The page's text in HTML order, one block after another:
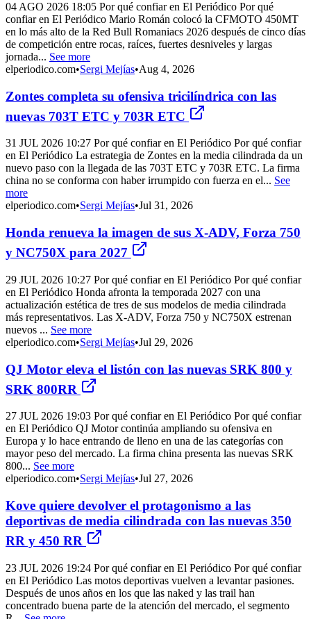
04 AGO 2026 18:05 Por qué confiar en El Periódico Por qué
confiar en El Periódico Mario Román colocó la CFMOTO 450MT
en lo más alto de la Red Bull Romaniacs 2026 después de cinco días
de competición entre rocas, raíces, fuertes desniveles y largas
jornada... See more
elperiodico.com•Sergi Mejías•Aug 4, 2026
Zontes completa su ofensiva tricilíndrica con las
nuevas 703T ETC y 703R ETC
31 JUL 2026 10:27 Por qué confiar en El Periódico Por qué confiar
en El Periódico La estrategia de Zontes en la media cilindrada da un
nuevo paso con la llegada de las 703T ETC y 703R ETC. La firma
china no se conforma con haber irrumpido con fuerza en el... See
more
elperiodico.com•Sergi Mejías•Jul 31, 2026
Honda renueva la imagen de sus X-ADV, Forza 750
y NC750X para 2027
29 JUL 2026 10:27 Por qué confiar en El Periódico Por qué confiar
en El Periódico Honda afronta la temporada 2027 con una
actualización estética de tres de sus modelos de media cilindrada
más representativos. Las X-ADV, Forza 750 y NC750X estrenan
nuevos ... See more
elperiodico.com•Sergi Mejías•Jul 29, 2026
QJ Motor eleva el listón con las nuevas SRK 800 y
SRK 800RR
27 JUL 2026 19:03 Por qué confiar en El Periódico Por qué confiar
en El Periódico QJ Motor continúa ampliando su ofensiva en
Europa y lo hace entrando de lleno en una de las categorías con
mayor peso del mercado. La firma china presenta las nuevas SRK
800... See more
elperiodico.com•Sergi Mejías•Jul 27, 2026
Kove quiere devolver el protagonismo a las
deportivas de media cilindrada con las nuevas 350
RR y 450 RR
23 JUL 2026 19:24 Por qué confiar en El Periódico Por qué confiar
en El Periódico Las motos deportivas vuelven a levantar pasiones.
Después de unos años en los que las naked y las trail han
concentrado buena parte de la atención del mercado, el segmento